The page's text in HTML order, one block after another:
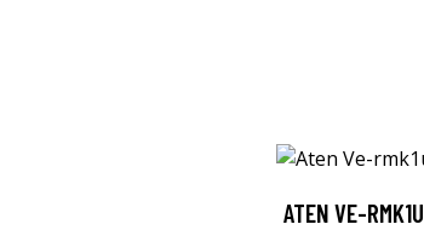
ATEN VE-RMK1U